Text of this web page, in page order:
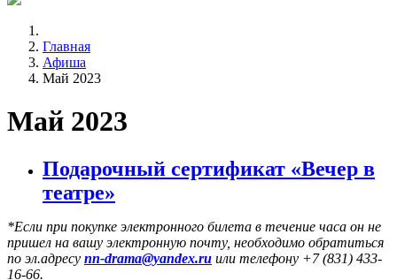
Главная
Афиша
Май 2023
Май 2023
Подарочный сертификат «Вечер в
театре»
*Если при покупке электронного билета в течение часа он не
пришел на вашу электронную почту, необходимо обратиться
по эл.адресу nn-drama@yandex.ru или телефону +7 (831) 433-
16-66.